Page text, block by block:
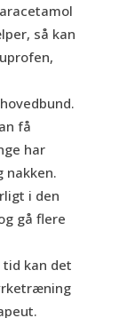
så kan
få
har
nakken.
i den
gå flere
kan det